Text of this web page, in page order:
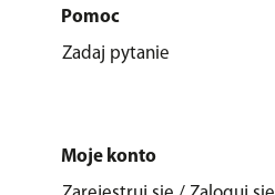
Pomoc
Zadaj pytanie
Moje konto